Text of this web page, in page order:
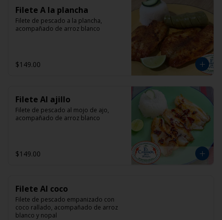
Filete A la plancha
Filete de pescado a la plancha,
acompañado de arroz blanco
$149.00
Filete Al ajillo
Filete de pescado al mojo de ajo,
acompañado de arroz blanco
$149.00
Filete Al coco
Filete de pescado empanizado con
coco rallado, acompañado de arroz
blanco y nopal